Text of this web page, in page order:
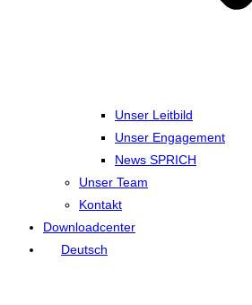
Unser Leitbild
Unser Engagement
News SPRICH
Unser Team
Kontakt
Downloadcenter
Deutsch